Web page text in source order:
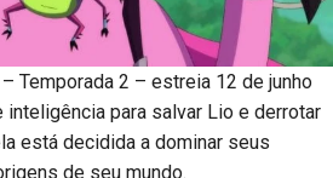
– Temporada 2 – estreia 12 de junho
inteligência para salvar Lio e derrotar
está decidida a dominar seus
de seu mundo.